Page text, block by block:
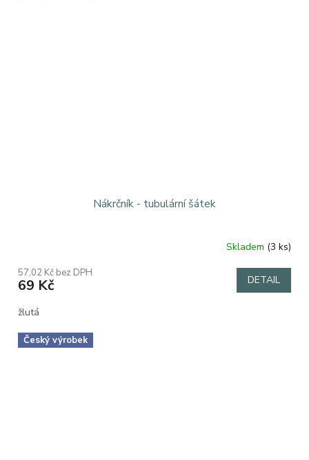
Nákrčník - tubulární šátek
produktu
je
z
hvězdiček.
Skladem (3 ks)
57,02 Kč bez DPH
69 Kč DETAIL
žlutá
Český výrobek